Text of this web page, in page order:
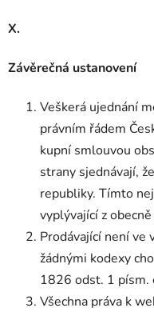
X.
Závěrečná ustanovení
Veškerá ujednání
právním řádem
kupní smlouvou
strany sjednávají,
republiky. Tímto
vyplývající z
Prodávající není ve
žádnými kodexy
1826 odst. 1 písm.
Všechna práva k